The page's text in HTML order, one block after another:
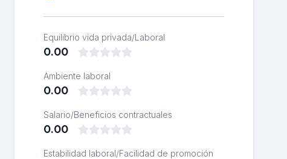
Equilibrio vida privada/Laboral
0.00
Ambiente laboral
0.00
Salario/Beneficios contractuales
0.00
Estabilidad laboral/Facilidad de promoción